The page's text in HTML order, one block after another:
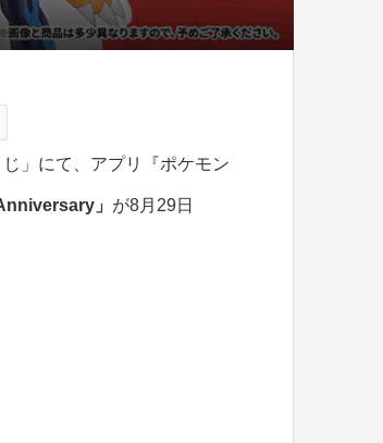
」にて、アプリ『ポケモン
」 が8月29日